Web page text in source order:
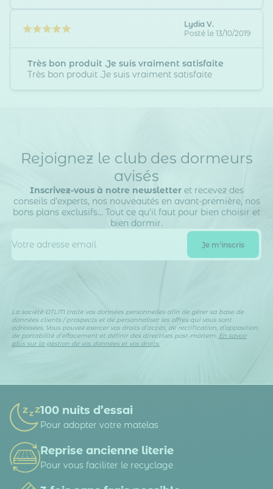
Lydia V.
Posté le 13/10/2019
Très bon produit .Je suis vraiment satisfaite
Très bon produit .Je suis vraiment satisfaite
Rejoignez le club des dormeurs
avisés
Inscrivez-vous à notre newsletteret recevez des
conseils d’experts, nos nouveautés en avant-première, nos
bons plans exclusifs… Tout ce qu’il faut pour bien choisir et
bien dormir.
La société DTLM traite vos données personnelles afin de gérer sa base de
données clients / prospects et de personnaliser les offres qui vous sont
adressées. Vous pouvez exercer vos droits d’accès, de rectification, d’opposition,
de portabilité d’effacement et définir des directives post-mortem. En savoir
plus sur la gestion de vos données et vos droits.
100 nuits d’essai
Pour adopter votre matelas
Reprise ancienne literie
Pour vous faciliter le recyclage